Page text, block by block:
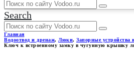
Search
Главная
Водоотвод и дренаж, Люки, Запорные
Ключ к встроенному замку в чугунную крышку